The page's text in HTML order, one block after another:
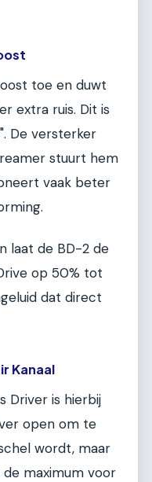
toe en duwt
extra ruis. Dit is
De versterker
stuurt hem
vaak beter
laat de BD-2 de
op 50% tot
dat direct
Kanaal
Driver is hierbij
open om te
wordt, maar
maximum voor